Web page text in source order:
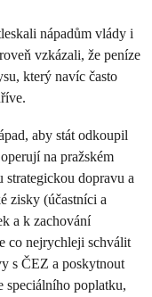
nápadům vlády i
vzkázali, že peníze
který navíc často
aby stát odkoupil
na pražském
strategickou dopravu a
zisky (účastníci a
a k zachování
co nejrychleji schválit
s ČEZ a poskytnout
speciálního poplatku,